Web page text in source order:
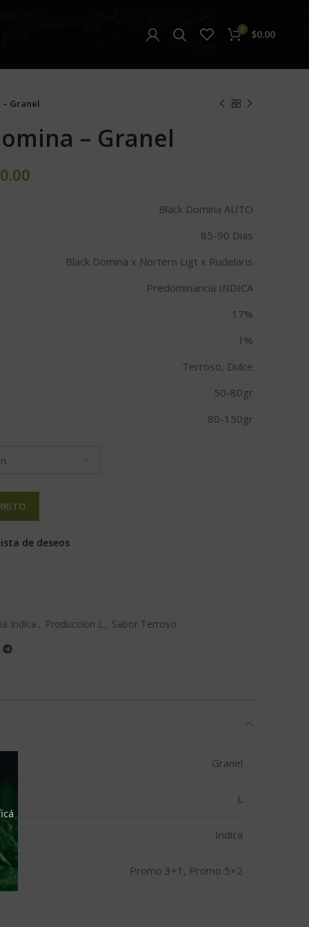
0 $0.00
Granel
– Granel
Black Domina AUTO
85-90 Dias
Black Domina x Nortern Ligt x Rudelaris
Predominancia INDICA
17%
1%
Terroso, Dulce
50-80gr
80-150gr
de deseos
Indica , Produccion L , Sabor Terroso
Granel
L
Indica
Promo 3+1, Promo 5+2